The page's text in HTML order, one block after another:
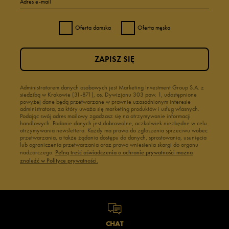
Oferta damska Oferta męska
Administratorem danych osobowych jest Marketing Investment Group S.A. z
siedzibą w Krakowie (31-871), os. Dywizjonu 303 paw. 1, udostępnione
powyżej dane będą przetwarzane w prawnie uzasadnionym interesie
administratora, za który uważa się marketing produktów i usług własnych.
Podając swój adres mailowy zgadzasz się na otrzymywanie informacji
handlowych. Podanie danych jest dobrowolne, aczkolwiek niezbędne w celu
otrzymywania newslettera. Każdy ma prawo do zgłoszenia sprzeciwu wobec
przetwarzania, a także żądania dostępu do danych, sprostowania, usunięcia
lub ograniczenia przetwarzania oraz prawo wniesienia skargi do organu
nadzorczego. Pełną treść oświadczenia o ochronie prywatności można
znaleźć w Polityce prywatności.
ZAPISZ SIĘ
CHAT